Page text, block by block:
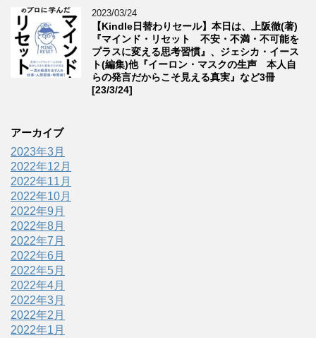
2023/03/24
【Kindle日替わりセール】本日は、上阪徹(著)
『マインド・リセット 不安・不満・不可能を
プラスに変える思考習慣』、ジェシカ・イース
ト(編集)他『イーロン・マスクの生声 本人自
らの発言だからこそ見える真実』など3冊
[23/3/24]
アーカイブ
2023年3月
2022年12月
2022年11月
2022年10月
2022年9月
2022年8月
2022年7月
2022年6月
2022年5月
2022年4月
2022年3月
2022年2月
2022年1月